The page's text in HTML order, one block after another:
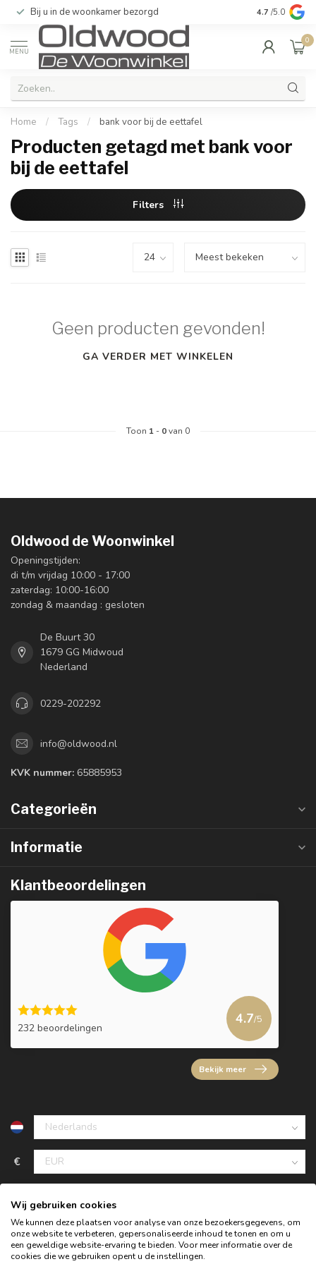
Bij u in de woonkamer bezorgd Kwaliteit &
4.7 /5.0
MENU
0
Home / Tags / bank voor bij de eettafel
Producten getagd met bank voor
bij de eettafel
Filters
Geen producten gevonden!
GA VERDER MET WINKELEN
Toon 1 - 0van 0
Oldwood de Woonwinkel
Openingstijden:
di t/m vrijdag 10:00 - 17:00
zaterdag: 10:00-16:00
zondag & maandag : gesloten
De Buurt 30
1679 GG Midwoud
Nederland
0229-202292
info@oldwood.nl
KVK nummer: 65885953
Categorieën
Informatie
Klantbeoordelingen
232 beoordelingen
4.7/5
Bekijk meer
€
Wij gebruiken cookies
We kunnen deze plaatsen voor analyse van onze bezoekersgegevens, om
onze website te verbeteren, gepersonaliseerde inhoud te tonen en om u
een geweldige website-ervaring te bieden. Voor meer informatie over de
cookies die we gebruiken opent u de instellingen.